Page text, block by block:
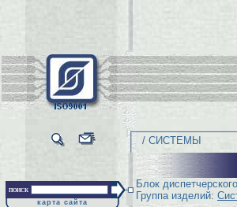
/ СИСТЕМЫ
поиск
карта сайта
Блок
Группа изделий: